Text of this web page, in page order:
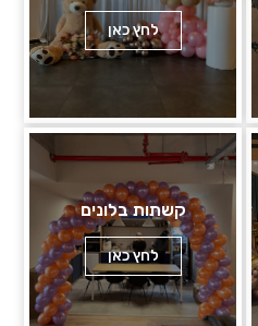
לחץ כאן
קשתות בלונים
לחץ כאן